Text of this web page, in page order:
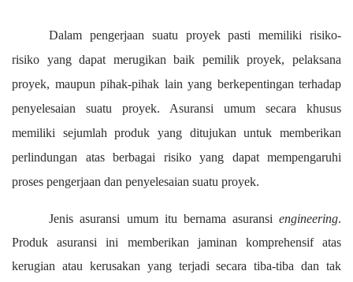
Dalam pengerjaan suatu proyek pasti memiliki risiko-
risiko yang dapat merugikan baik pemilik proyek, pelaksana
proyek, maupun pihak-pihak lain yang berkepentingan terhadap
penyelesaian suatu proyek. Asuransi umum secara khusus
memiliki sejumlah produk yang ditujukan untuk memberikan
perlindungan atas berbagai risiko yang dapat mempengaruhi
proses pengerjaan dan penyelesaian suatu proyek.
Jenis asuransi umum itu bernama asuransi engineering.
Produk asuransi ini memberikan jaminan komprehensif atas
kerugian atau kerusakan yang terjadi secara tiba-tiba dan tak